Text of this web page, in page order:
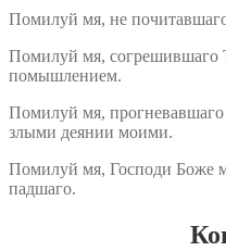
Помилуй мя, не
Помилуй мя, согрешившаго
помышлением.
Помилуй мя,
злыми деянии моими.
Помилуй мя, Господи Боже
падшаго.